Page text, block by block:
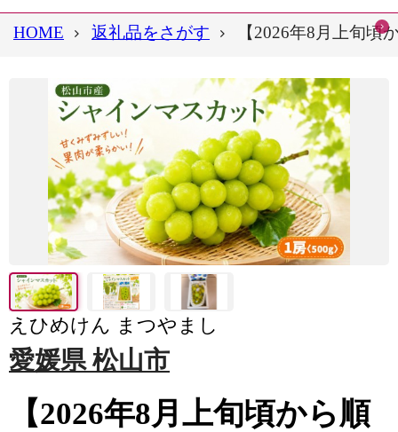
HOME 返礼品をさがす 【2026年8月上旬
えひめけん まつやまし
愛媛県 松山市
【2026年8月上旬頃から順